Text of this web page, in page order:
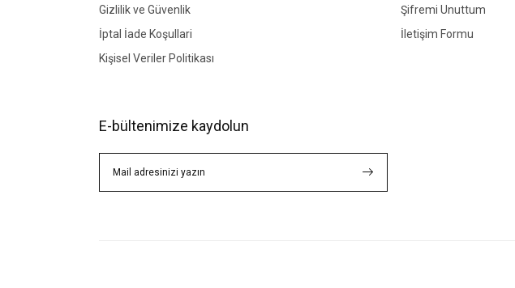
Gizlilik ve Güvenlik
İptal İade Koşullari
Kişisel Veriler Politikası
Şifremi Unuttum
İletişim Formu
E-bültenimize kaydolun